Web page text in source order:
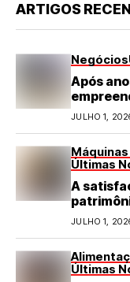
ARTIGOS
Negócios
Após
turismo
JULHO 1,
Últimas
A
JULHO 1,
Últimas